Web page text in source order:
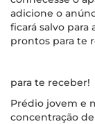
adicione o
ficará salvo para
prontos para te
para te receber!
Prédio jovem e
concentração